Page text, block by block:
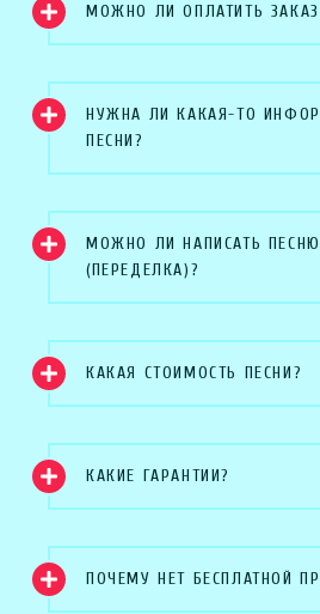
МОЖНО ЛИ ОПЛАТИТЬ ЗАКАЗ
НУЖНА ЛИ КАКАЯ-ТО
ПЕСНИ?
МОЖНО ЛИ НАПИСАТЬ
(ПЕРЕДЕЛКА)?
КАКАЯ СТОИМОСТЬ ПЕСНИ?
КАКИЕ ГАРАНТИИ?
ПОЧЕМУ НЕТ БЕСПЛАТНОЙ